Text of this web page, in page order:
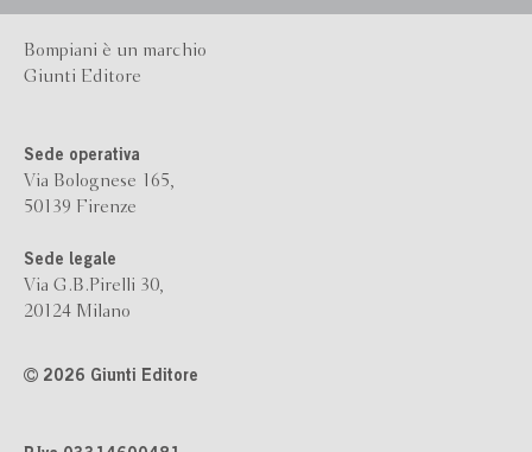
Bompiani è un marchio
Giunti Editore
Sede operativa
Via Bolognese 165,
50139 Firenze
Sede legale
Via G.B.Pirelli 30,
20124 Milano
2026 Giunti Editore